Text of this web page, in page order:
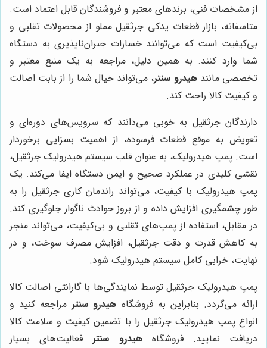
از مشخصات فنی، برندهای معتبر و فروشندگان قابل اعتماد است.
متاسفانه، بازار قطعات یدکی جرثقیل مملو از محصولات تقلبی و
بی‌کیفیت است که می‌توانند خسارات جبران‌ناپذیری به دستگاه
شما وارد کنند. به همین دلیل، مراجعه به یک منبع معتبر و
تخصصی مانندهیدرو سنتر، می‌تواند خیال شما را از بابت اصالت
و کیفیت کالا راحت کند.
دارندگان جرثقیل به خوبی می‌دانند که سرویس‌های دوره‌ای و
تعویض به موقع قطعات فرسوده، از اهمیت بسزایی برخوردار
است. پمپ هیدرولیک، به عنوان قلب سیستم هیدرولیک جرثقیل،
نقشی کلیدی در عملکرد صحیح و ایمن دستگاه ایفا می‌کند. یک
پمپ هیدرولیک با کیفیت، می‌تواند راندمان کاری جرثقیل را به
طور چشمگیری افزایش داده و از بروز حوادث ناگوار جلوگیری کند.
در مقابل، استفاده از پمپ‌های تقلبی و بی‌کیفیت، می‌تواند منجر
به کاهش قدرت و دقت جرثقیل، افزایش مصرف سوخت، و در
نهایت، خرابی کامل سیستم هیدرولیک شود.
پمپ هیدرولیک جرثقیل توسط نمایندگی‌ها با گارانتی اصالت کالا
ارائه می‌گردد. بنابراین به فروشگاه هیدرو سنترمراجعه کنید و
انواع پمپ هیدرولیک جرثقیل را با تضمین کیفیت و سلامت کالا
دریافت نمایید. فروشگاههیدرو سنترفعالیت‌های بسیار